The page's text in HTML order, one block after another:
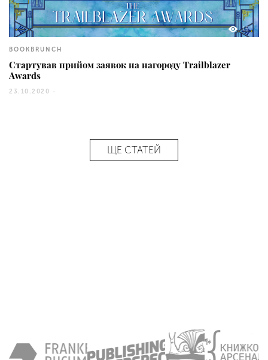
18
BOOKBRUNCH
Стартував прийом заявок на нагороду Trailblazer
Awards
23.10.2020 -
ЩЕ СТАТЕЙ